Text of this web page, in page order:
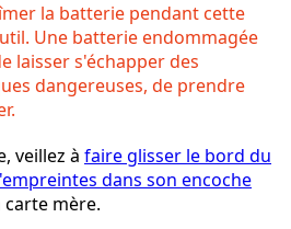
la batterie pendant cette
Une batterie endommagée
laisser s'échapper des
dangereuses, de prendre
veillez à faire glisser le bord du
dans son encoche
carte mère.